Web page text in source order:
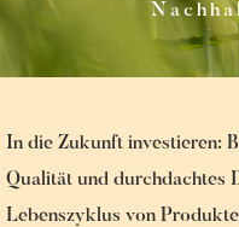
In die Zukunft investieren:
Qualität und durchdachtes
Lebenszyklus von